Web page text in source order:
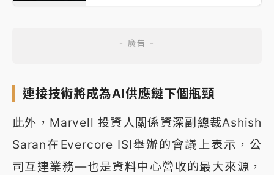
連接技術將成為AI供應鏈下個瓶頸
此外，Marvell 投資人關係資深副總裁Ashish
Saran在Evercore ISI舉辦的會議上表示，公
司互連業務—也是資料中心營收的最大來源，